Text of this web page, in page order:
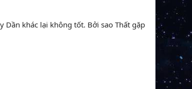
Dần khác lại không tốt. Bởi sao Thất gặp